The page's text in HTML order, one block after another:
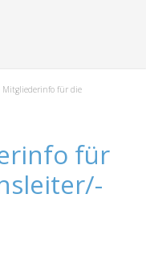
Mitgliederinfo für die
für